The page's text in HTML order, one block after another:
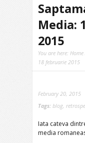
Media:
2015
You are here: Home
18 februarie 2015
February 20, 2015
Tags: blog,
Iata cateva
media